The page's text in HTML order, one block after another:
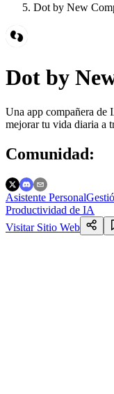
Dot by New
Dot by
Una app compañera de
mejorar tu vida diaria a
Comunidad:
Asistente Personal
Productividad de IA
Visitar Sitio Web